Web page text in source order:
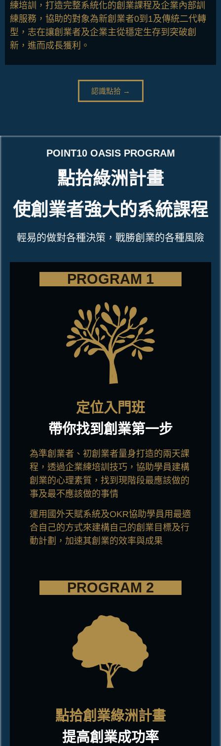
練培訓，打造完整系統化的創業課程及企業內部訓
練服務，協助的對象為新創業者0到1及傳統二代轉
型，志在讓創業者及企業主從穩定生存到突破創
新，進而成長獲利。
認識點拾 →
POINT10 OASIS PROGRAM
點拾綠洲計畫
使創業者強大的系統課程
輕易的做對各種決策，戰勝創業的各種風險
PROGRAM 1
定位入門班
帶你找到創業第一步
為準創業者、初創業者量身打造的兩天課
程，透過企業練培訓技巧，協助學員建構
創業的心理素質，找到現階段最應該做的
事及最不應該做的事情
運用國外天賦系統及OKR協助學員用最適
合自己的方式來建構自己的創業目標及行
動計劃，加速其創 業的效率與成果
PROGRAM 2
點拾創業綠洲計畫
提高創業成功率